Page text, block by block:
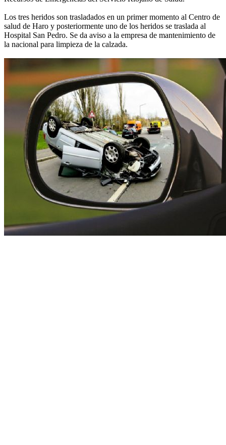
Los tres heridos son trasladados en un primer momento al Centro de
salud de Haro y posteriormente uno de los heridos se traslada al
Hospital San Pedro. Se da aviso a la empresa de mantenimiento de
la nacional para limpieza de la calzada.